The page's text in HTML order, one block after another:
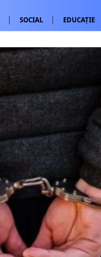
SOCIAL EDUCAȚIE